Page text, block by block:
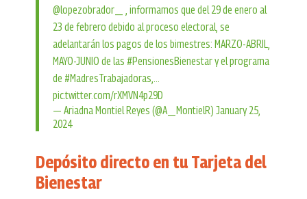
@lopezobrador_
, informamos que del 29 de enero al
23 de febrero debido al proceso electoral, se
adelantarán los pagos de los bimestres: MARZO-ABRIL,
MAYO-JUNIO de las #PensionesBienestary el programa
de #MadresTrabajadoras
pic.twitter.com/rXMVN4p29D
— Ariadna Montiel Reyes (@A_MontielR) January 25,
2024
Depósito directo en tu Tarjeta del
Bienestar